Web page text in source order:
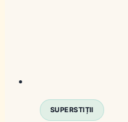
SUPERSTIȚII